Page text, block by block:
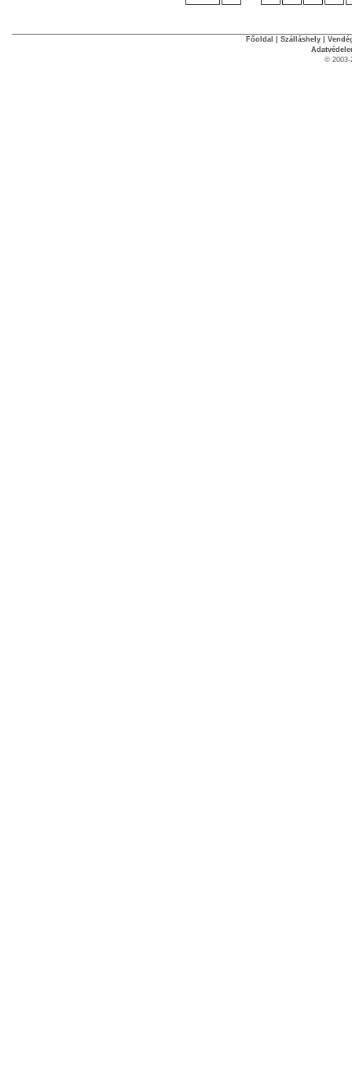
Főoldal Szálláshely
© 2003-